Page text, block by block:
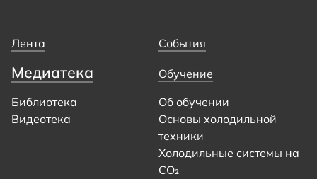
Лента События
Медиатека
Библиотека
Видеотека
Обучение
Об обучении
Основы холодильной
техники
Холодильные системы на
CO₂